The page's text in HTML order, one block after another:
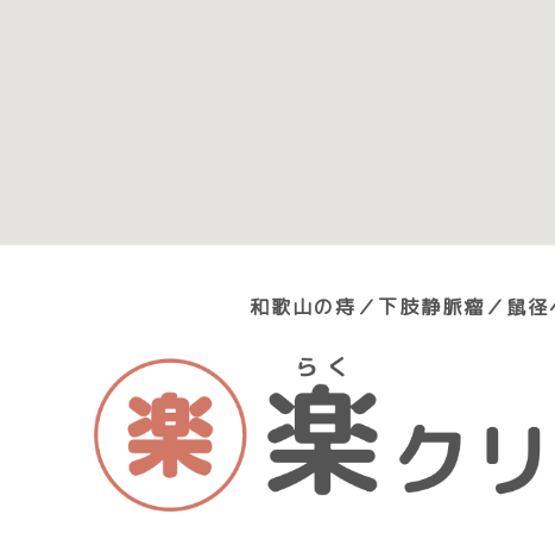
和歌山の痔／下肢静脈瘤／鼠径